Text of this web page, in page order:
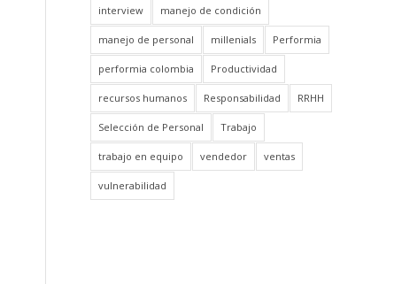
interview manejo de condición
manejo de personal millenials Performia
performia colombia Productividad
recursos humanos Responsabilidad RRHH
Selección de Personal Trabajo
trabajo en equipo vendedor ventas
vulnerabilidad